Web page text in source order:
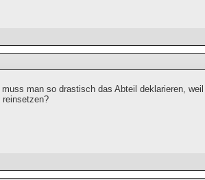
man so drastisch das Abteil deklarieren,
reinsetzen?